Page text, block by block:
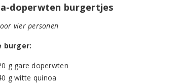
doperwten burgertjes
vier personen
burger:
g gare doperwten
g witte quinoa